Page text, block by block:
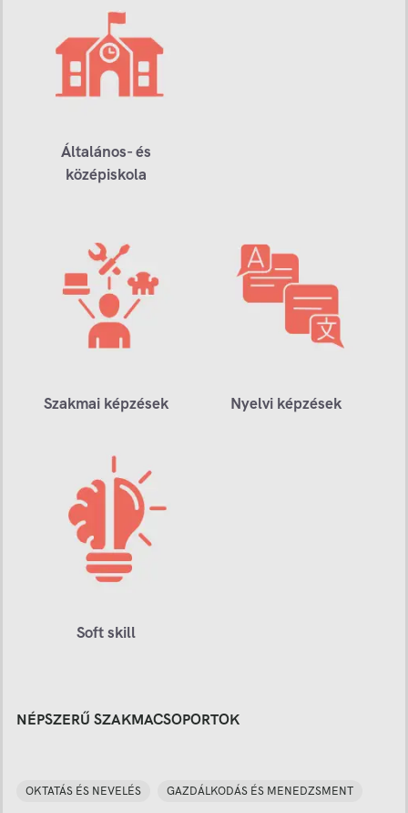
Általános- és
középiskola
Szakmai képzések Nyelvi képzések
Soft skill
NÉPSZERŰ SZAKMACSOPORTOK
OKTATÁS ÉS NEVELÉS GAZDÁLKODÁS ÉS MENEDZSMENT